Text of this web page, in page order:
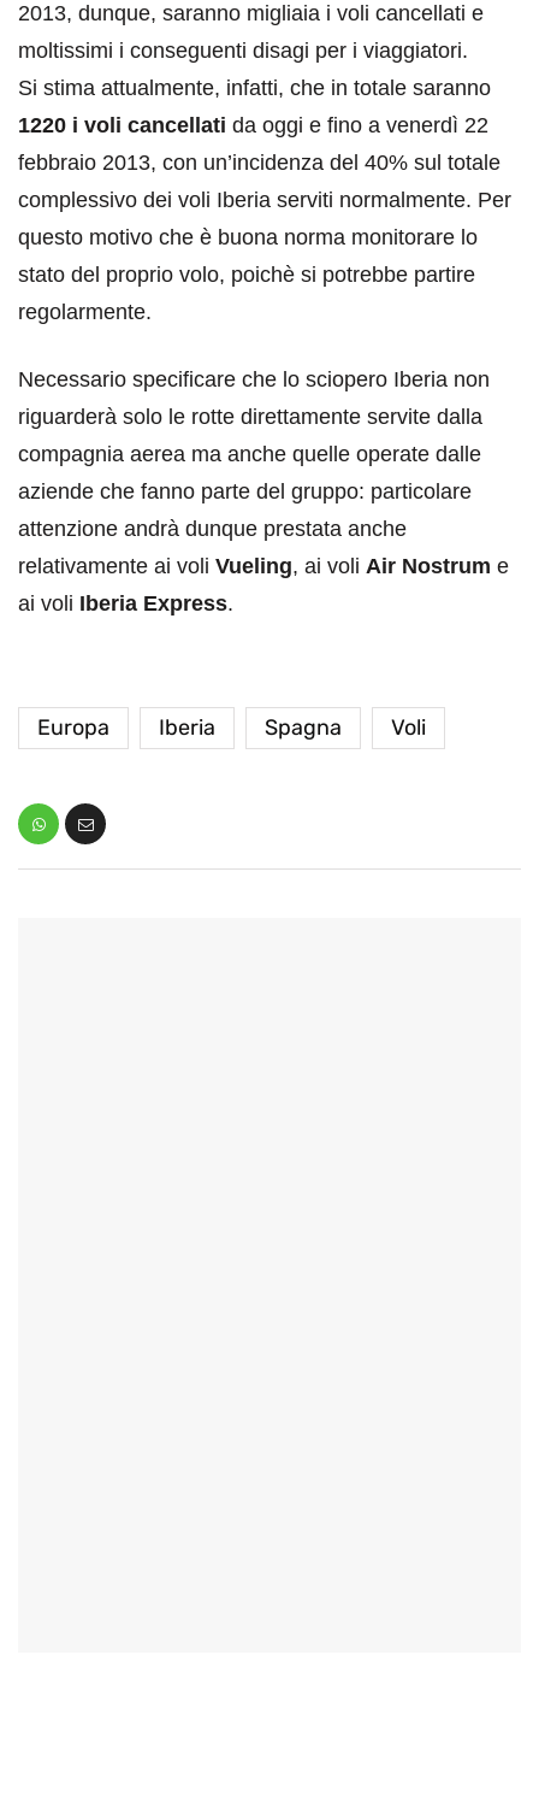
2013, dunque, saranno migliaia i voli cancellati e
moltissimi i conseguenti disagi per i viaggiatori.
Si stima attualmente, infatti, che in totale saranno
1220 i voli cancellati da oggi e fino a venerdì 22
febbraio 2013, con un’incidenza del 40% sul totale
complessivo dei voli Iberia serviti normalmente. Per
questo motivo che è buona norma monitorare lo
stato del proprio volo, poichè si potrebbe partire
regolarmente.
Necessario specificare che lo sciopero Iberia non
riguarderà solo le rotte direttamente servite dalla
compagnia aerea ma anche quelle operate dalle
aziende che fanno parte del gruppo: particolare
attenzione andrà dunque prestata anche
relativamente ai voli Vueling, ai voli Air Nostrum e
ai voli Iberia Express.
Europa Iberia Spagna Voli